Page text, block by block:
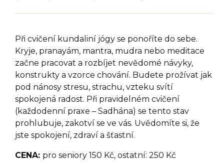
Při cvičení kundaliní jógy se ponoříte do sebe.
Kryje, pranayám, mantra, mudra nebo meditace
začne pracovat a rozbíjet nevědomé návyky,
konstrukty a vzorce chování. Budete prožívat jak
pod nánosy stresu, strachu, vzteku svítí
spokojená radost. Při pravidelném cvičení
(každodenní praxe – Sadhána) se tento stav
prohlubuje, zakotví se ve vás. Uvědomíte si, že
jste spokojení, zdraví a šťastní.
CENA: pro seniory 150 Kč, ostatní: 250 Kč